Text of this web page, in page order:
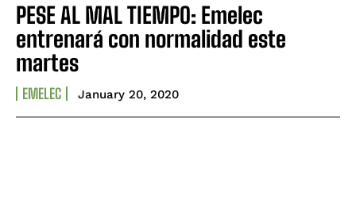
PESE AL MAL TIEMPO: Emelec
entrenará con normalidad este
martes
EMELEC January 20, 2020